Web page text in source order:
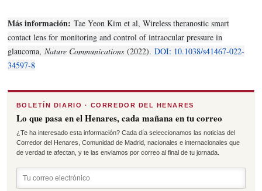
Más información: Tae Yeon Kim et al, Wireless theranostic smart
contact lens for monitoring and control of intraocular pressure in
glaucoma,Nature Communications (2022).DOI: 10.1038/s41467-022-
34597-8
BOLETÍN DIARIO · CORREDOR DEL HENARES
Lo que pasa en el Henares, cada mañana en tu correo
¿Te ha interesado esta información? Cada día seleccionamos las noticias del
Corredor del Henares, Comunidad de Madrid, nacionales e internacionales que
de verdad te afectan, y te las enviamos por correo al final de tu jornada.